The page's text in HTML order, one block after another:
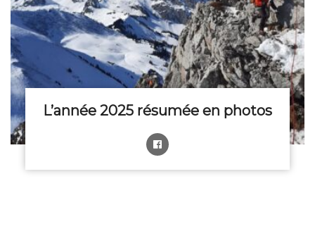
L’année 2025 résumée en photos